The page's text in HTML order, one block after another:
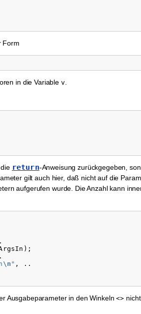
Form
in die Variable v
return-Anweisung zurückgegeben,
gilt auch hier, daß nicht auf die
aufgerufen wurde. Die Anzahl kann
);
\n " ,
..
Ausgabeparameter in den Winkeln<>